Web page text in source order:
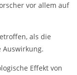
vor allem auf
als die
Auswirkung.
Effekt von